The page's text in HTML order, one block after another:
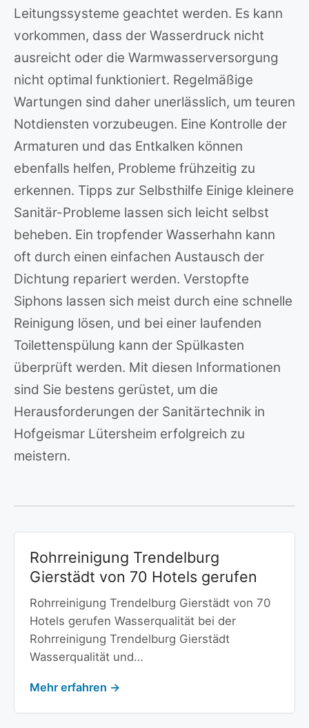
Leitungssysteme geachtet werden. Es kann
vorkommen, dass der Wasserdruck nicht
ausreicht oder die Warmwasserversorgung
nicht optimal funktioniert. Regelmäßige
Wartungen sind daher unerlässlich, um teuren
Notdiensten vorzubeugen. Eine Kontrolle der
Armaturen und das Entkalken können
ebenfalls helfen, Probleme frühzeitig zu
erkennen. Tipps zur Selbsthilfe Einige kleinere
Sanitär-Probleme lassen sich leicht selbst
beheben. Ein tropfender Wasserhahn kann
oft durch einen einfachen Austausch der
Dichtung repariert werden. Verstopfte
Siphons lassen sich meist durch eine schnelle
Reinigung lösen, und bei einer laufenden
Toilettenspülung kann der Spülkasten
überprüft werden. Mit diesen Informationen
sind Sie bestens gerüstet, um die
Herausforderungen der Sanitärtechnik in
Hofgeismar Lütersheim erfolgreich zu
meistern.
Rohrreinigung Trendelburg
Gierstädt von 70 Hotels gerufen
Rohrreinigung Trendelburg Gierstädt von 70
Hotels gerufen Wasserqualität bei der
Rohrreinigung Trendelburg Gierstädt
Wasserqualität und…
Mehr erfahren →